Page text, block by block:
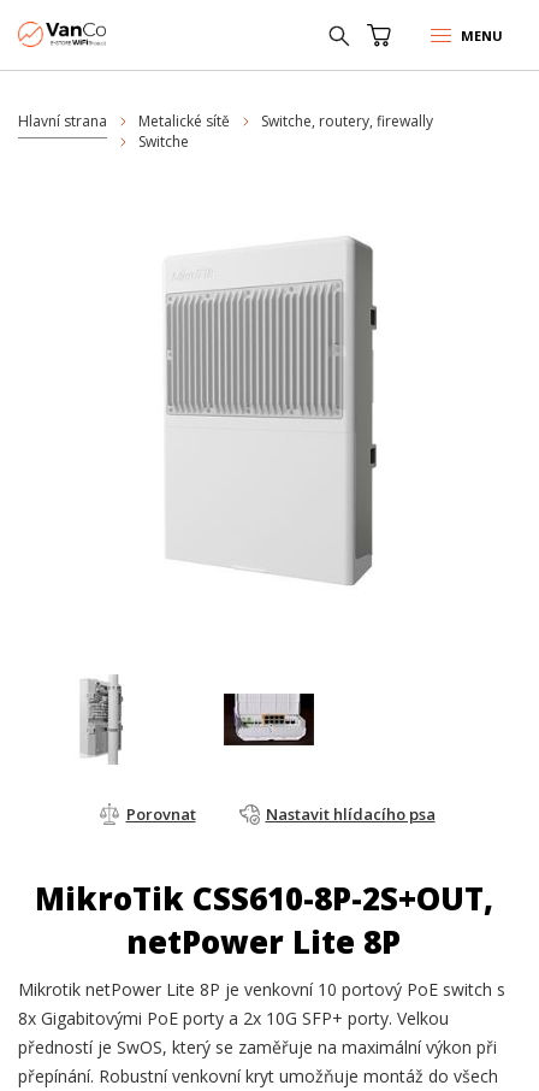
MENU
Hlavní strana Metalické sítě
Switche, routery, firewally
Switche
Porovnat Nastavit hlídacího psa
MikroTik CSS610-8P-2S+OUT,
netPower Lite 8P
Mikrotik netPower Lite 8P je venkovní 10 portový PoE switch s
8x Gigabitovými PoE porty a 2x 10G SFP+ porty. Velkou
předností je SwOS, který se zaměřuje na maximální výkon při
přepínání. Robustní venkovní kryt umožňuje montáž do všech